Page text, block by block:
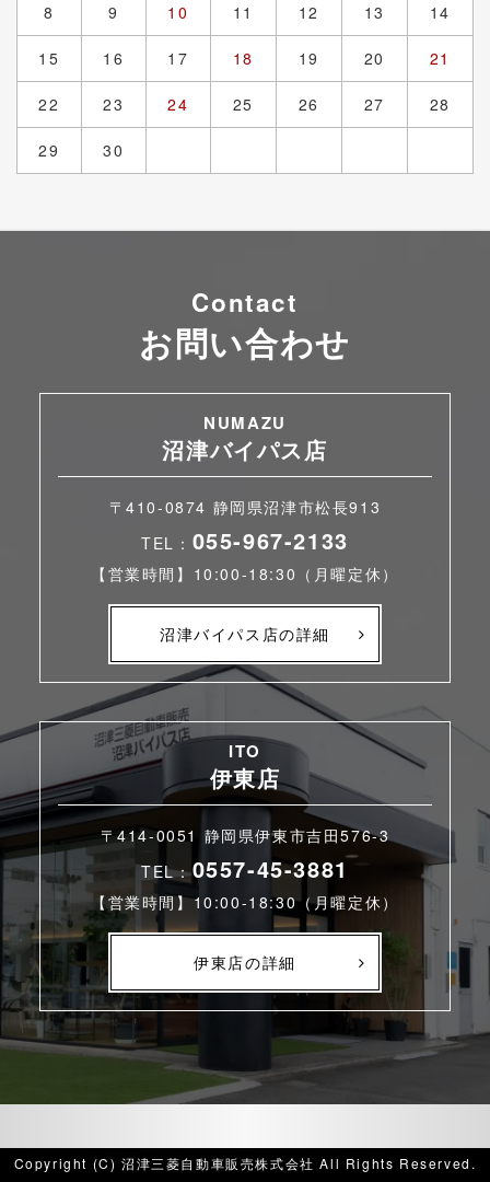
8 9 10 11 12 13 14
15 16 17 18 19 20 21
22 23 24 25 26 27 28
29 30
Contact
お問い合わせ
NUMAZU
沼津バイパス店
〒410-0874 静岡県沼津市松長913
TEL： 055-967-2133
【営業時間】10:00-18:30（月曜定休）
沼津バイパス店の詳細
ITO
伊東店
〒414-0051 静岡県伊東市吉田576-3
TEL：0557-45-3881
【営業時間】10:00-18:30（月曜定休）
伊東店の詳細
Copyright (C) 沼津三菱自動車販売株式会社 All Rights Reserved.